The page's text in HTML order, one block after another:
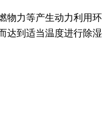
力等产生动力利用环
达到适当温度进行除湿